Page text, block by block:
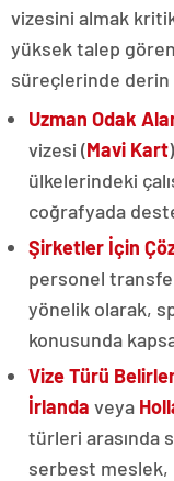
vizesini almak
yüksek talep
süreçlerinde derin
Uzman Odak
vizesi (Mavi Kart
ülkelerindeki
coğrafyada
Şirketler İçin
personel
yönelik olarak,
konusunda
Vize Türü
İrlanda veya
türleri arasında
serbest meslek,